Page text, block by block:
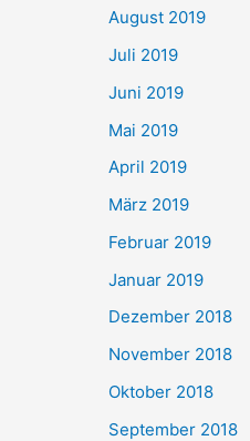
August 2019
Juli 2019
Juni 2019
Mai 2019
April 2019
März 2019
Februar 2019
Januar 2019
Dezember 2018
November 2018
Oktober 2018
September 2018